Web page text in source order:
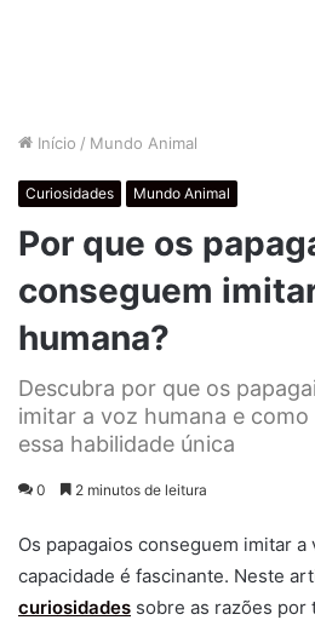
Início / Mundo Animal
Curiosidades Mundo Animal
Por que os
conseguem
humana?
Descubra por que os
imitar a voz humana e como
essa habilidade única
0 2 minutos de leitura
Os papagaios conseguem imitar a
capacidade é fascinante. Neste
curiosidades sobre as razões por